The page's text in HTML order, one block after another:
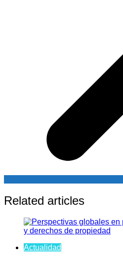
Related articles
Actualidad